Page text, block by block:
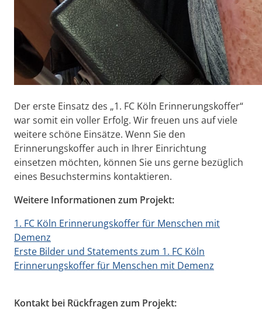
Der erste Einsatz des „1. FC Köln Erinnerungskoffer“
war somit ein voller Erfolg. Wir freuen uns auf viele
weitere schöne Einsätze. Wenn Sie den
Erinnerungskoffer auch in Ihrer Einrichtung
einsetzen möchten, können Sie uns gerne bezüglich
eines Besuchstermins kontaktieren.
Weitere Informationen zum Projekt:
1. FC Köln Erinnerungskoffer für Menschen mit
Demenz
Erste Bilder und Statements zum 1. FC Köln
Erinnerungskoffer für Menschen mit Demenz
Kontakt bei Rückfragen zum Projekt: